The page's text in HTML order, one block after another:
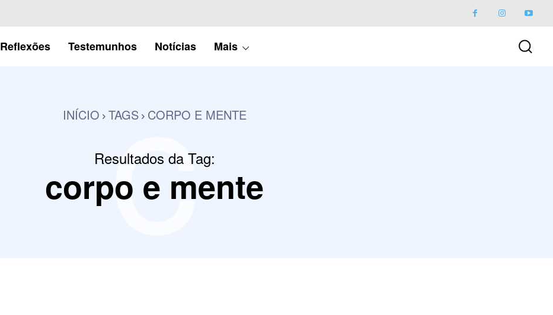
Reflexões Testemunhos Notícias Mais
INÍCIO TAGS CORPO E MENTE
Resultados da Tag:
corpo e mente
c